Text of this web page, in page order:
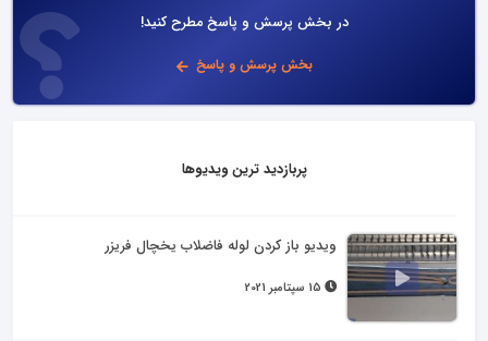
در بخش پرسش و پاسخ مطرح کنید!
بخش پرسش و پاسخ
پربازدید ترین ویدیوها
ویدیو باز کردن لوله فاضلاب یخچال فریزر